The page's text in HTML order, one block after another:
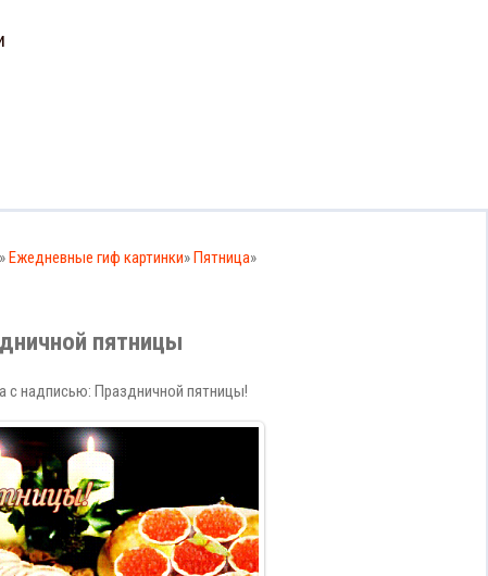
»Ежедневные гиф картинки»Пятница»
пятницы
с надписью: Праздничной пятницы!